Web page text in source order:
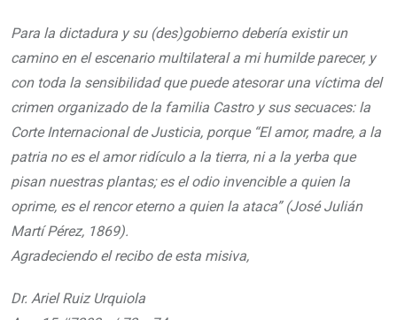
Para la dictadura y su (des)gobierno debería existir un
camino en el escenario multilateral a mi humilde parecer, y
con toda la sensibilidad que puede atesorar una víctima del
crimen organizado de la familia Castro y sus secuaces: la
Corte Internacional de Justicia, porque “El amor, madre, a la
patria no es el amor ridículo a la tierra, ni a la yerba que
pisan nuestras plantas; es el odio invencible a quien la
oprime, es el rencor eterno a quien la ataca” (José Julián
Martí Pérez, 1869).
Agradeciendo el recibo de esta misiva,
Dr. Ariel Ruiz Urquiola